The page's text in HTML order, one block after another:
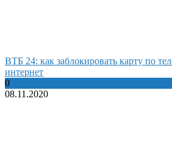
ВТБ 24: как заблокировать карту по
интернет
0
08.11.2020